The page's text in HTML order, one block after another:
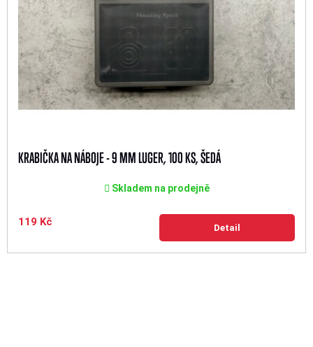
KRABIČKA NA NÁBOJE - 9 MM LUGER, 100 KS, ŠEDÁ
Skladem na prodejně
119 Kč Detail